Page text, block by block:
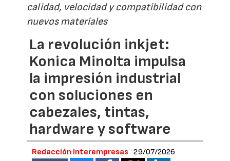
calidad, velocidad y compatibilidad con
nuevos materiales
La revolución inkjet:
Konica Minolta impulsa
la impresión industrial
con soluciones en
cabezales, tintas,
hardware y software
Redacción Interempresas 29/07/2026